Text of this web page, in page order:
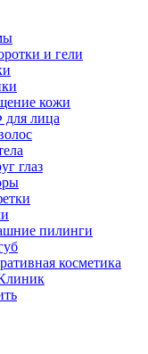
и гели
кожи
лица
глаз
пилинги
косметика